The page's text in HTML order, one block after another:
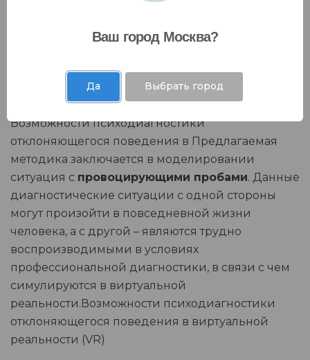
Возможности психодиагностики
отклоняющегося поведения в Предлагаемая
методика заключается в моделировании
ситуация с провоцирующими пробами. Данные
диагностические ситуации с одной стороны
могут произойти в повседневной жизни
человека, а с другой – являются трудно
воспроизводимыми в условиях
профессиональной диагностики, в связи с чем
симулируются в виртуальной
реальности.Возможности психодиагностики
отклоняющегося поведения в виртуальной
реальности (VR)
Ваш город Москва?
Да Выбрать город